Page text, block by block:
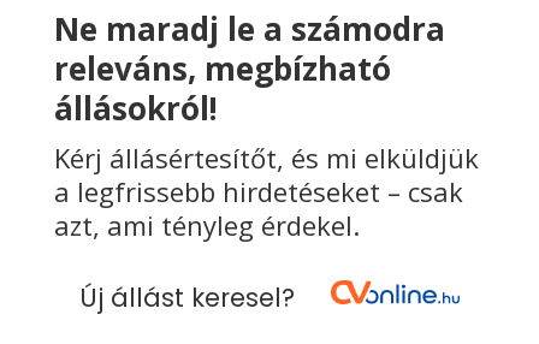
Ne maradj le a számodra
releváns, megbízható
állásokról!
Kérj állásértesítőt, és mi elküldjük
a legfrissebb hirdetéseket – csak
azt, ami tényleg érdekel.